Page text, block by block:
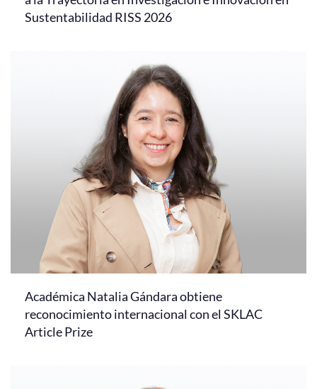
Sustentabilidad RISS 2026
Académica Natalia Gándara obtiene
reconocimiento internacional con el SKLAC
Article Prize